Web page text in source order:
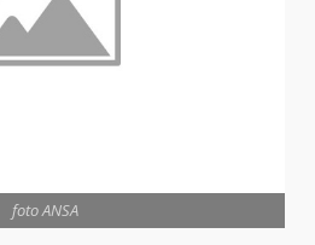
foto ANSA